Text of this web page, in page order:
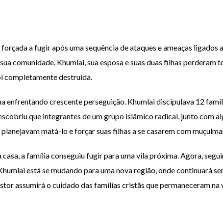
a fugir após uma sequência de ataques e ameaças ligados
comunidade. Khumlai, sua esposa e suas duas filhas perderam
completamente destruída.
enfrentando crescente perseguição. Khumlai discipulava 12
que integrantes de um grupo islâmico radical, junto com
matá-lo e forçar suas filhas a se casarem com
a família conseguiu fugir para uma vila próxima. Agora,
está se mudando para uma nova região, onde continuará
assumirá o cuidado das famílias cristãs que permaneceram na